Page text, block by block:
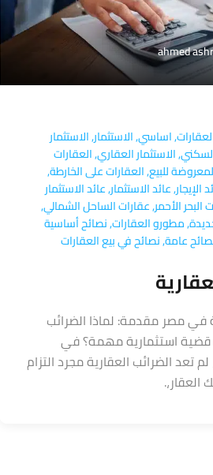
ahmed
,اساسي,الاستثمار,الاستثمار
,الاستثمار العقاري,العقارات
للبيع,العقارات على الخارطة,
الإيجار,عائد الاستثمار,عائد الاستثمار
البحر الأحمر,عقارات الساحل الشمالي,
,مطورو العقارات,نصائح أساسية
عامة,نصائح في بيع العقارات
في مصر مقدمة: لماذا الضرائب
قضية استثمارية مهمة؟ في
لم تعد الضرائب العقارية مجرد التزام